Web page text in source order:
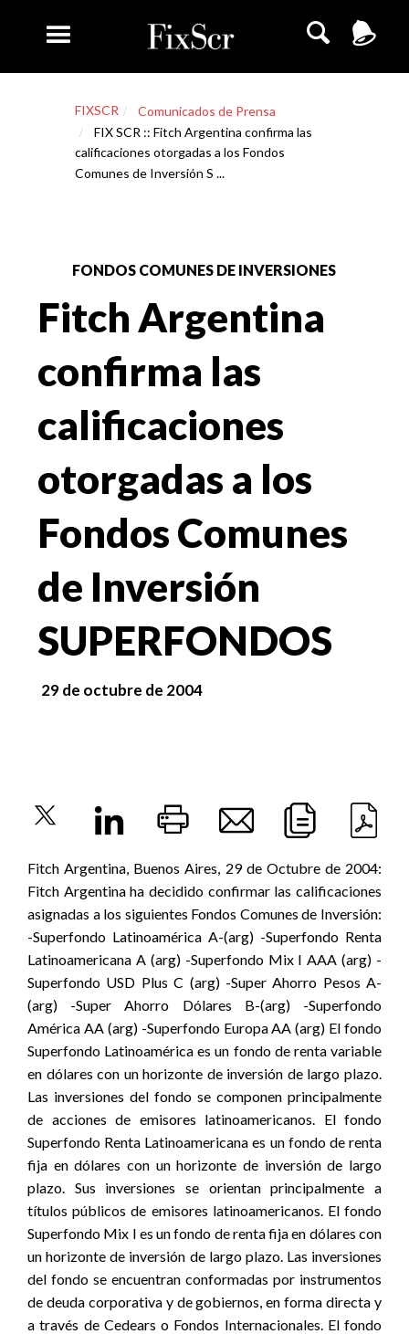
FIXSCR
Comunicados de Prensa
FIX SCR :: Fitch Argentina confirma las
calificaciones otorgadas a los Fondos
Comunes de Inversión S ...
FONDOS COMUNES DE INVERSIONES
Fitch Argentina
confirma las
calificaciones
otorgadas a los
Fondos Comunes
de Inversión
SUPERFONDOS
29 de octubre de 2004
Fitch Argentina, Buenos Aires, 29 de Octubre de 2004:
Fitch Argentina ha decidido confirmar las calificaciones
asignadas a los siguientes Fondos Comunes de Inversión:
-Superfondo Latinoamérica A-(arg) -Superfondo Renta
Latinoamericana A (arg) -Superfondo Mix I AAA (arg) -
Superfondo USD Plus C (arg) -Super Ahorro Pesos A-
(arg) -Super Ahorro Dólares B-(arg) -Superfondo
América AA (arg) -Superfondo Europa AA (arg) El fondo
Superfondo Latinoamérica es un fondo de renta variable
en dólares con un horizonte de inversión de largo plazo.
Las inversiones del fondo se componen principalmente
de acciones de emisores latinoamericanos. El fondo
Superfondo Renta Latinoamericana es un fondo de renta
fija en dólares con un horizonte de inversión de largo
plazo. Sus inversiones se orientan principalmente a
títulos públicos de emisores latinoamericanos. El fondo
Superfondo Mix I es un fondo de renta fija en dólares con
un horizonte de inversión de largo plazo. Las inversiones
del fondo se encuentran conformadas por instrumentos
de deuda corporativa y de gobiernos, en forma directa y
a través de Cedears o Fondos Internacionales. El fondo